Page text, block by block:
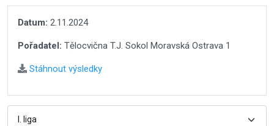
Datum: 2.11.2024
Pořadatel: Tělocvična T.J. Sokol Moravská Ostrava 1
Stáhnout výsledky